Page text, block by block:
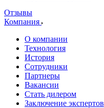
Отзывы
Компания
О компании
Технология
История
Сотрудники
Партнеры
Вакансии
Стать дилером
Заключение экспертов